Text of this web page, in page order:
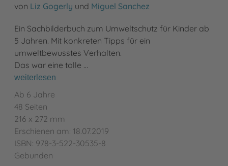
von Liz Gogerly und Miguel Sanchez
Ein Sachbilderbuch zum Umweltschutz für Kinder ab
5 Jahren. Mit konkreten Tipps für ein
umweltbewusstes Verhalten.
Das war eine tolle …
weiterlesen
Ab 6 Jahre
48 Seiten
216 x 272 mm
Erschienen am: 18.07.2019
ISBN: 978-3-522-30535-8
Gebunden